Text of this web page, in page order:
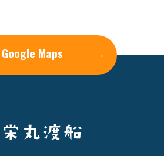
Google Maps →